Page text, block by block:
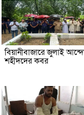
বিয়ানীবাজারে জুলাই
শহীদদের কবর